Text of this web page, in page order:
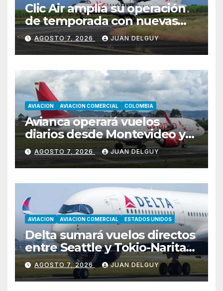
Clic Air amplía su operación
de temporada con nuevas
rutas hacia Cartagena y Tolú
AGOSTO 7, 2026 JUAN DELGUY
AVIACION AVIACION COMERCIAL COLOMBIA
Avianca operará vuelos
diarios desde Montevideo y
Asunción hacia Bogotá
AGOSTO 7, 2026 JUAN DELGUY
AVIACION AVIACION COMERCIAL ESTADOS UNIDOS
Delta sumará vuelos directos
entre Seattle y Tokio-Narita
desde marzo de 2027
AGOSTO 7, 2026 JUAN DELGUY